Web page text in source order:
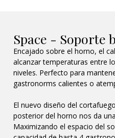
Space - Soporte
Encajado sobre el horno, el
alcanzar temperaturas entre
niveles. Perfecto para
gastronorms calientes o
El nuevo diseño del
posterior del horno nos da
Maximizando el espacio del